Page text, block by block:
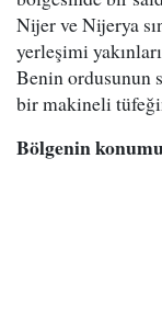
Nijer ve Nijerya
yerleşimi
Benin ordusunun
bir makineli
Bölgenin